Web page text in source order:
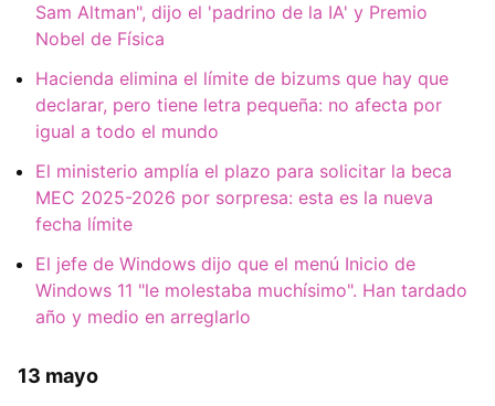
Sam Altman", dijo el 'padrino de la IA' y Premio
Nobel de Física
Hacienda elimina el límite de bizums que hay que
declarar, pero tiene letra pequeña: no afecta por
igual a todo el mundo
El ministerio amplía el plazo para solicitar la beca
MEC 2025-2026 por sorpresa: esta es la nueva
fecha límite
El jefe de Windows dijo que el menú Inicio de
Windows 11 "le molestaba muchísimo". Han tardado
año y medio en arreglarlo
13 mayo